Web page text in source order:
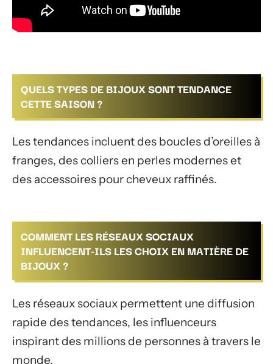
QUELS TYPES DE BIJOUX SONT TENDANCE
CETTE SAISON ?
Les tendances incluent des boucles d’oreilles à
franges, des colliers en perles modernes et
des accessoires pour cheveux raffinés.
COMMENT LES RÉSEAUX SOCIAUX
INFLUENCENT-ILS LES CHOIX EN MATIÈRE DE
BIJOUX ?
Les réseaux sociaux permettent une diffusion
rapide des tendances, les influenceurs
inspirant des millions de personnes à travers le
monde.